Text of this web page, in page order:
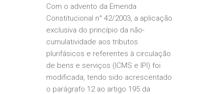
Com o advento da Emenda
Constitucional n° 42/2003, a aplicação
exclusiva do princípio da não-
cumulatividade aos tributos
plurifásicos e referentes à circulação
de bens e serviços (ICMS e IPI) foi
modificada, tendo sido acrescentado
o parágrafo 12 ao artigo 195 da